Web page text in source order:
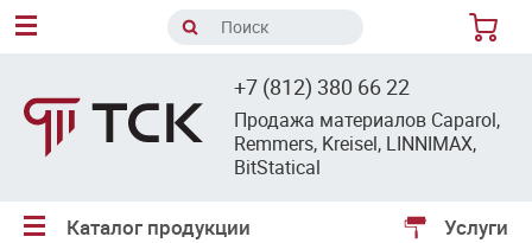
+7 (812) 380 66 22
Продажа материалов Caparol,
Remmers, Kreisel, LINNIMAX,
BitStatical
Каталог продукции Услуги